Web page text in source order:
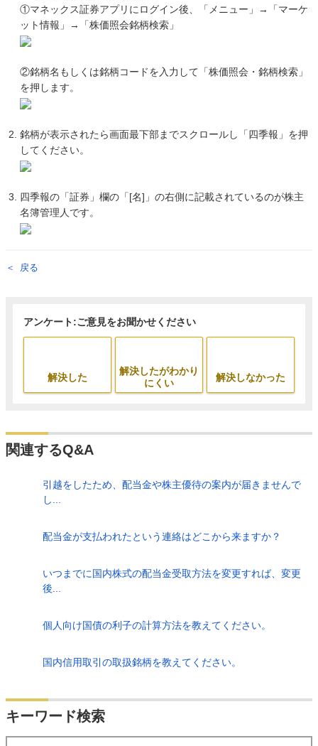
①マネックス証券アプリにログイン後、「メニュー」→「マーケ
ット情報」→「株価照会銘柄検索」
②銘柄名もしくは銘柄コードを入力して「株価照会・銘柄検索」
を押します。
銘柄が表示されたら画面最下部までスクロールし「四季報」を押
してください。
四季報の「証券」欄の「[名]」の右側に記載されているのが株主
名簿管理人です。
戻る
アンケート:ご意見をお聞かせください
解決した
解決したがわかり
にくい
解決しなかった
関連するQ&A
引越をしたため、配当金や株主優待の案内が届きませんで
し...
配当金が支払われたという連絡はどこから来ますか？
いつまでに国内株式の配当金受取方法を変更すれば、変更
後...
個人向け国債の利子の計算方法を教えてください。
国内信用取引の取扱銘柄を教えてください。
キーワード検索